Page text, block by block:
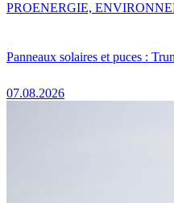
Panneaux solaires et puces :
07.08.2026
PROENERGIE,